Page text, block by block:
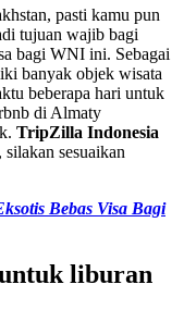
pasti kamu pun
tujuan wajib bagi
bagi WNI ini. Sebagai
banyak objek wisata
beberapa hari untuk
di Almaty
TripZilla Indonesia
sesuaikan
Bebas Visa Bagi
liburan